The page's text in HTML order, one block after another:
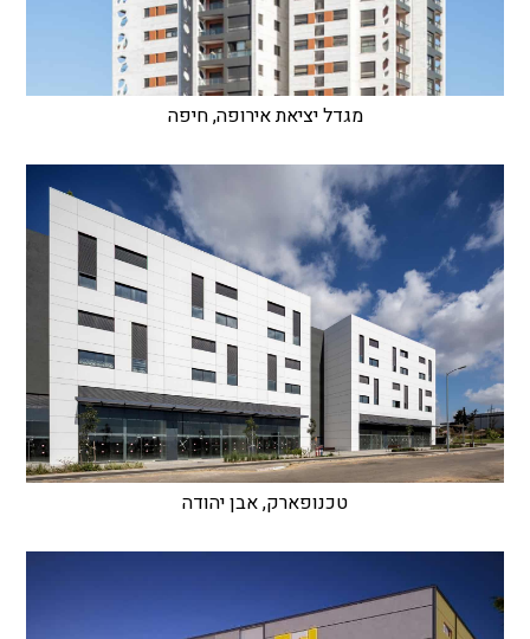
מגדל יציאת אירופה, חיפה
טכנופארק, אבן יהודה